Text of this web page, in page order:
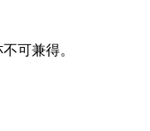
可兼得。